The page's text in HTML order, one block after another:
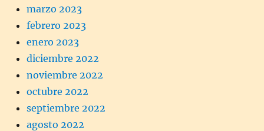
marzo 2023
febrero 2023
enero 2023
diciembre 2022
noviembre 2022
octubre 2022
septiembre 2022
agosto 2022